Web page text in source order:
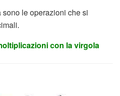
le operazioni che si
con la virgola